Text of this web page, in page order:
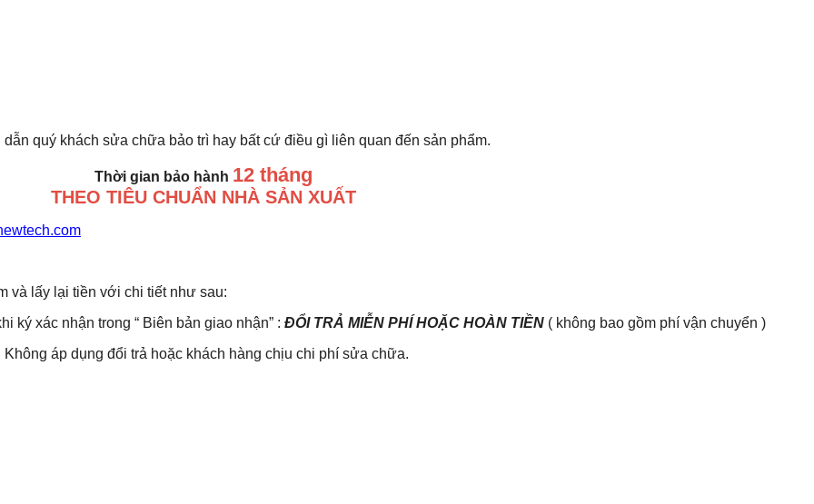
quý khách sửa chữa bảo trì hay bất cứ điều gì liên quan đến sản phẩm.
Thời gian bảo hành 12 tháng
THEO TIÊU CHUẨN NHÀ SẢN XUẤT
và lấy lại tiền với chi tiết như sau:
ký xác nhận trong “ Biên bản giao nhận” : ĐỔI TRẢ MIỄN PHÍ HOẶC HOÀN TIỀN ( không bao gồm phí vận chuyển )
áp dụng đổi trả hoặc khách hàng chịu chi phí sửa chữa.